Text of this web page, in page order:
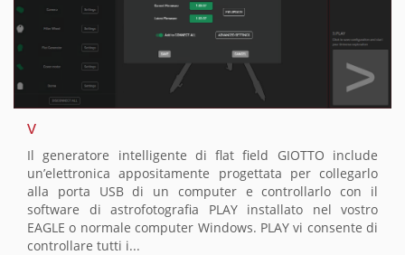
v
Il generatore intelligente di flat field GIOTTO include
un’elettronica appositamente progettata per collegarlo
alla porta USB di un computer e controllarlo con il
software di astrofotografia PLAY installato nel vostro
EAGLE o normale computer Windows. PLAY vi consente di
controllare tutti i...